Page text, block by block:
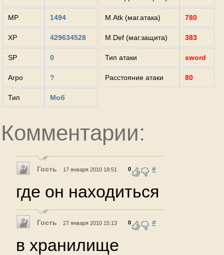
MP 1494
XP 429634528
SP 0
Агро ?
Тип Моб
M.Atk (маг.атака) 780
M.Def (маг.защита) 383
Тип атаки sword
Расстояние атаки 80
Комментарии:
Гость 17 января 2010 18:51 0 #
где он находиться
Гость 27 января 2010 15:13 0 #
в хранилище